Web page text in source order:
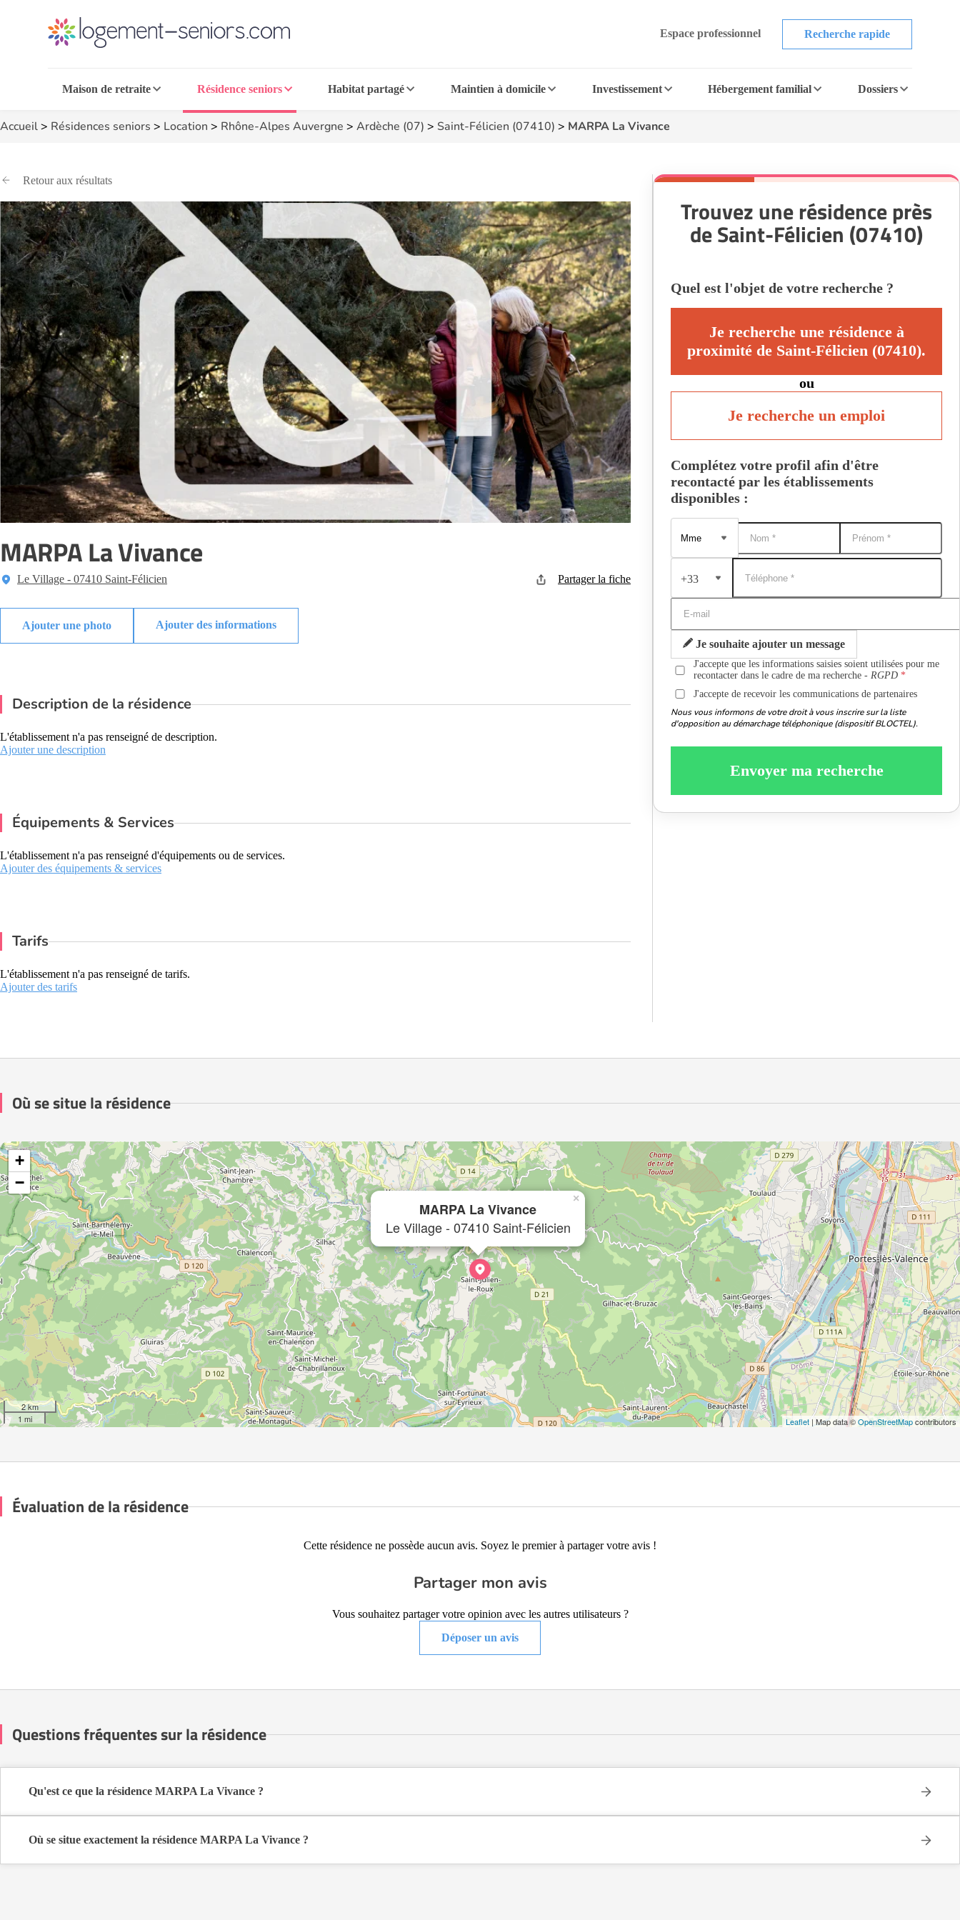
Espace professionnel Recherche rapide
Maison de retraite Résidence seniors Habitat partagé Maintien à domicile Investissement Hébergement familial Dossiers
Accueil> Résidences seniors > Location > Rhône-Alpes Auvergne > Ardèche (07) > Saint-Félicien (07410) > MARPA La Vivance
Retour aux résultats
MARPA La Vivance
Le Village - 07410 Saint-Félicien Partager la fiche
Ajouter des informations
Description de la résidence
L'établissement n'a pas renseigné de description.
Ajouter une description
Équipements & Services
L'établissement n'a pas renseigné d'équipements ou de services.
Ajouter des équipements & services
Tarifs
L'établissement n'a pas renseigné de tarifs.
Ajouter des tarifs
Trouvez une résidence près
de Saint-Félicien (07410)
Quel est l'objet de votre recherche ?
Je recherche une résidence à
proximité de Saint-Félicien (07410).
ou
Je recherche un emploi
Complétez votre profil afin d'être
recontacté par les établissements
disponibles :
+33
Je souhaite ajouter un message
J'accepte que les informations saisies soient utilisées pour me
recontacter dans le cadre de ma recherche -RGPD
J'accepte de recevoir les communications de partenaires
Nous vous informons de votre droit à vous inscrire sur la liste
d'opposition au démarchage téléphonique (dispositif BLOCTEL).
Envoyer ma recherche
Où se situe la résidence
MARPA La Vivance
Le Village - 07410 Saint-Félicien
×
+
−
2 km
1 mi
Leaflet | Map data ©OpenStreetMapcontributors
Évaluation de la résidence
Cette résidence ne possède aucun avis. Soyez le premier à partager votre avis !
Partager mon avis
Vous souhaitez partager votre opinion avec les autres utilisateurs ?
Déposer un avis
Questions fréquentes sur la résidence
Qu'est ce que la résidence MARPA La Vivance ?
Où se situe exactement la résidence MARPA La Vivance ?